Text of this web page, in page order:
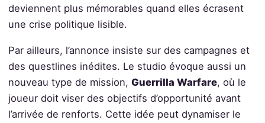
deviennent plus mémorables quand elles écrasent
une crise politique lisible.
Par ailleurs, l’annonce insiste sur des campagnes et
des questlines inédites. Le studio évoque aussi un
nouveau type de mission, Guerrilla Warfare, où le
joueur doit viser des objectifs d’opportunité avant
l’arrivée de renforts. Cette idée peut dynamiser le